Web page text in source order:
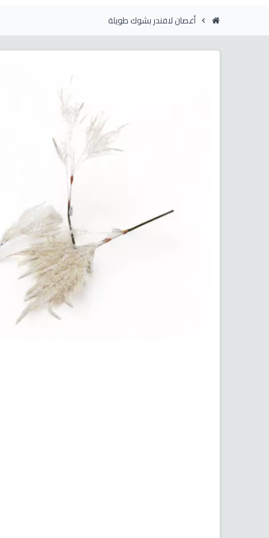
chevron_right أغصان لافندر بشوك طويلة